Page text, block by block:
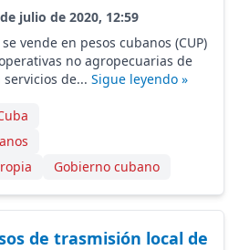
julio de 2020, 12:59
vende en pesos cubanos (CUP)
no agropecuarias de
servicios de... Sigue leyendo »
Gobierno cubano
de trasmisión local de